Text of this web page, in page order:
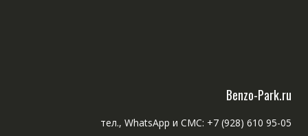
Benzo-Park.ru
тел., WhatsApp и СМС: +7 (928) 610 95-05